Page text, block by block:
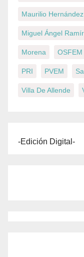
Maurilio Hernández
Miguel Ángel
Morena OSFEM
PRI PVEM
Villa De Allende
-Edición Digital-